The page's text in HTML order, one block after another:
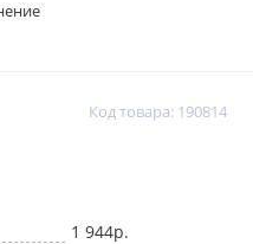
Код товара: 190814
1 944р.